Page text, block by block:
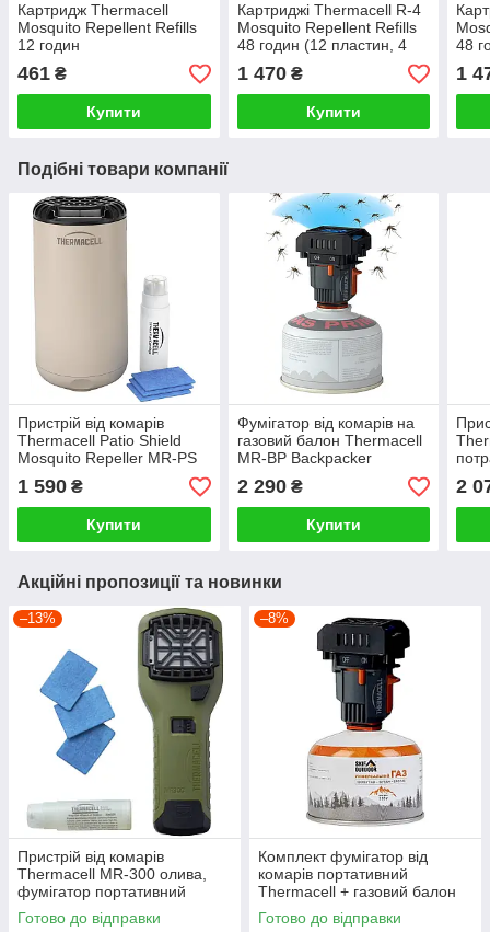
Картридж Thermacell
Mosquito Repellent Refills
12 годин
461 ₴
Купити
Картриджі Thermacell R-4
Mosquito Repellent Refills
48 годин (12 пластин, 4
балона)
1 470₴
Купити
48
1
Подібні товари компанії
Пристрій від комарів
Thermacell Patio Shield
Mosquito Repeller MR-PS
1 590 ₴
Купити
Фумігатор від комарів на
газовий балон Thermacell
MR-BP Backpacker
2 290₴
Купити
2
Акційні пропозиції та новинки
–13%
Пристрій від комарів
Thermacell MR-300 олива,
фумігатор портативний
похідний
Готово до відправки
–8%
Комплект фумігатор від
комарів портативний
Thermacell + газовий балон
230г + 3 пластини
Готово до відправки